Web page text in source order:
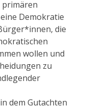
primären
Demokratie
die
wollen und
zu
dem Gutachten